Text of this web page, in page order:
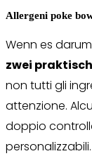
Allergeni poke
Wenn es
zwei
non tutti gli
attenzione.
doppio
personalizzabili.